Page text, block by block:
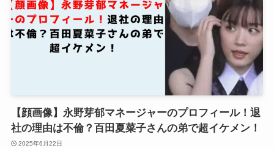
【顔画像】永野芽郁マネージャーのプロフィール！退
社の理由は不倫？百田夏菜子さんの弟で超イケメン！
2025年6月22日